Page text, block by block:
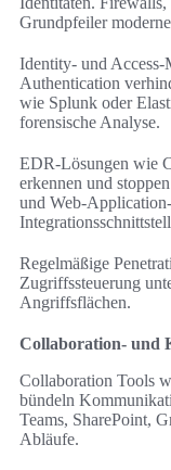
Grundpfeiler
Identity- und
Authentication
wie Splunk oder
forensische Analyse.
EDR-Lösungen wie
erkennen und
und Web-
Regelmäßige
Zugriffssteuerung
Angriffsflächen.
Collaboration- und
Collaboration Tools
bündeln
Teams, SharePoint,
Abläufe.